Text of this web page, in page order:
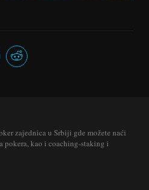
zajednica u Srbiji gde možete naći
pokera, kao i coaching-staking i